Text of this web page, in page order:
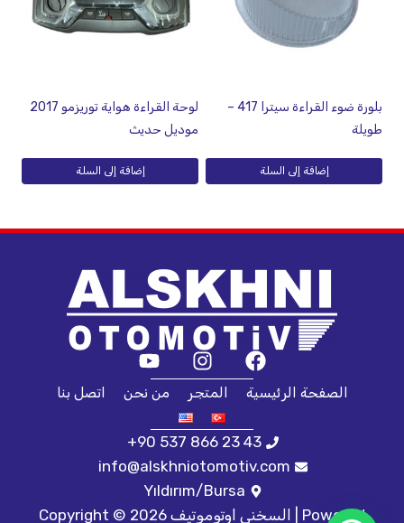
بلورة ضوء القراءة سيترا 417 –
طويلة
إضافة إلى السلة
لوحة القراءة هواية توريزمو 2017
موديل حديث
إضافة إلى السلة
الصفحة الرئيسية المتجر من نحن اتصل بنا
+90 537 866 23 43
info@alskhniotomotiv.com
Yıldırım/Bursa
Copyright © 2026 السخني اوتوموتيف | Powered